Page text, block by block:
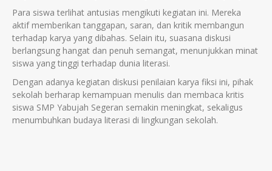
Para siswa terlihat antusias mengikuti kegiatan ini. Mereka
aktif memberikan tanggapan, saran, dan kritik membangun
terhadap karya yang dibahas. Selain itu, suasana diskusi
berlangsung hangat dan penuh semangat, menunjukkan minat
siswa yang tinggi terhadap dunia literasi.
Dengan adanya kegiatan diskusi penilaian karya fiksi ini, pihak
sekolah berharap kemampuan menulis dan membaca kritis
siswa SMP Yabujah Segeran semakin meningkat, sekaligus
menumbuhkan budaya literasi di lingkungan sekolah.